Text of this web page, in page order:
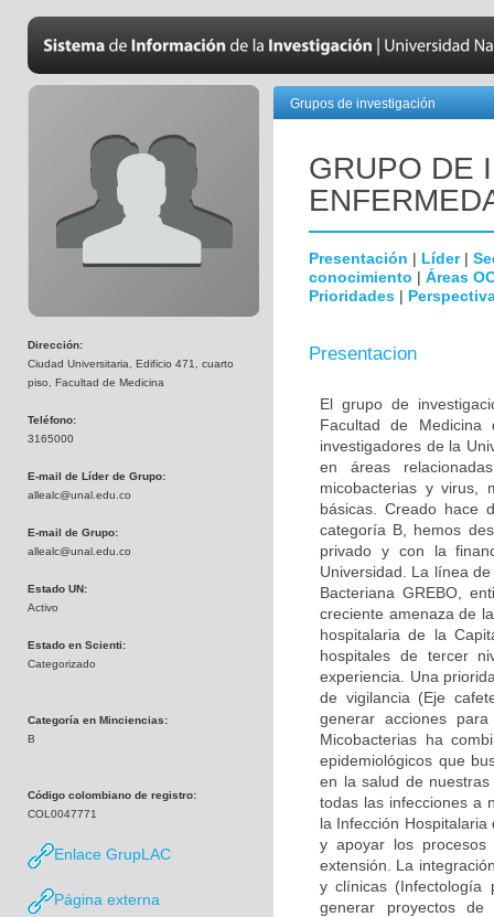
Dirección:
Ciudad Universitaria, Edificio 471, cuarto
piso, Facultad de Medicina
Teléfono:
3165000
E-mail de Líder de Grupo:
allealc@unal.edu.co
E-mail de Grupo:
allealc@unal.edu.co
Estado UN:
Activo
Estado en Scienti:
Categorizado
Categoría en Minciencias:
B
Código colombiano de registro:
COL0047771
Enlace GrupLAC
Página externa
Grupos de investigación
GRUPO DE
Presentación | Líder|
conocimiento | Áreas
Prioridades |
Presentacion
El grupo de
Facultad de
investigadores de la
en áreas
micobacterias y virus,
básicas. Creado hace
categoría B, hemos
privado y con la
Universidad. La línea
Bacteriana GREBO,
creciente amenaza de
hospitalaria de la
hospitales de tercer
experiencia. Una
de vigilancia (Eje
generar acciones
Micobacterias ha
epidemiológicos que
en la salud de
todas las infecciones a
la Infección
y apoyar los
extensión. La
y clínicas (Infectología
generar proyectos